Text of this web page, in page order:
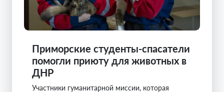
Приморские студенты-спасатели
помогли приюту для животных в
ДНР
Участники гуманитарной миссии, которая